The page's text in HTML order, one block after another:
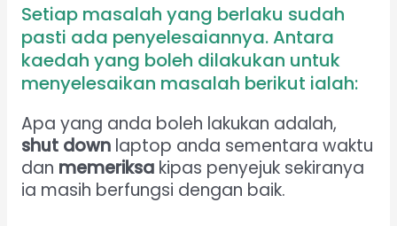
Setiap masalah yang berlaku sudah
pasti ada penyelesaiannya. Antara
kaedah yang boleh dilakukan untuk
menyelesaikan masalah berikut ialah:
Apa yang anda boleh lakukan adalah,
shut downlaptop anda sementara waktu
dan memeriksakipas penyejuk sekiranya
ia masih berfungsi dengan baik.